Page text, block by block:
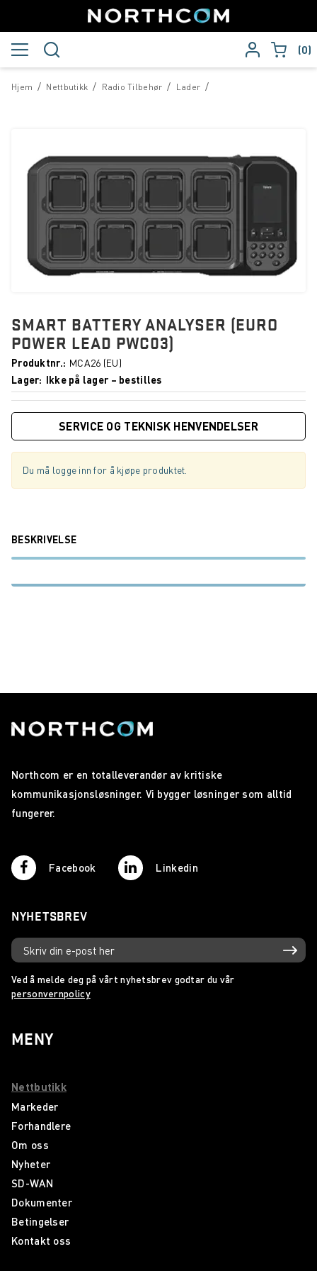
0
/
Hjem /
Nettbutikk /
Radio Tilbehør /
Lader
SMART BATTERY ANALYSER (EURO
POWER LEAD PWC03)
Produktnr.
MCA26 (EU)
Lager
Ikke på lager – bestilles
SERVICE OG TEKNISK HENVENDELSER
Du må logge inn for å kjøpe produktet.
BESKRIVELSE
Northcom er en totalleverandør av kritiske
kommunikasjonsløsninger. Vi bygger løsninger som alltid
fungerer.
Facebook Linkedin
NYHETSBREV
Ved å melde deg på vårt nyhetsbrev godtar du vår
personvernpolicy
MENY
Nettbutikk
Markeder
Forhandlere
Om oss
Nyheter
SD-WAN
Dokumenter
Betingelser
Kontakt oss